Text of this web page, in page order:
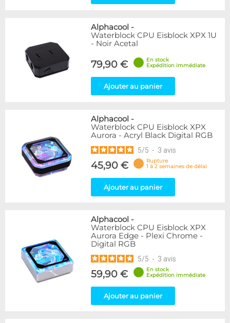
Alphacool -
Waterblock CPU Eisblock XPX 1U
- Noir Acetal
79,90 €
En stock
Expédition immédiate
Ajouter au panier
Alphacool -
Waterblock CPU Eisblock XPX
Aurora - Acryl Black Digital RGB
5/5 - 3 avis
45,90 €
Rupture
1 à 2 semaines de délai
Ajouter au panier
Alphacool -
Waterblock CPU Eisblock XPX
Aurora Edge - Plexi Chrome -
Digital RGB
5/5 - 3 avis
59,90 €
En stock
Expédition immédiate
Ajouter au panier